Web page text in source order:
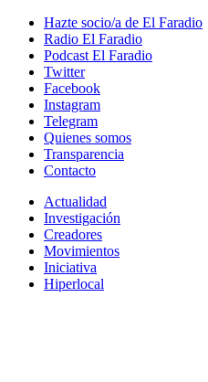
Hazte socio/a de El Faradio
Radio El Faradio
Podcast El Faradio
Twitter
Facebook
Instagram
Telegram
Quienes somos
Transparencia
Contacto
Actualidad
Investigación
Creadores
Movimientos
Iniciativa
Hiperlocal